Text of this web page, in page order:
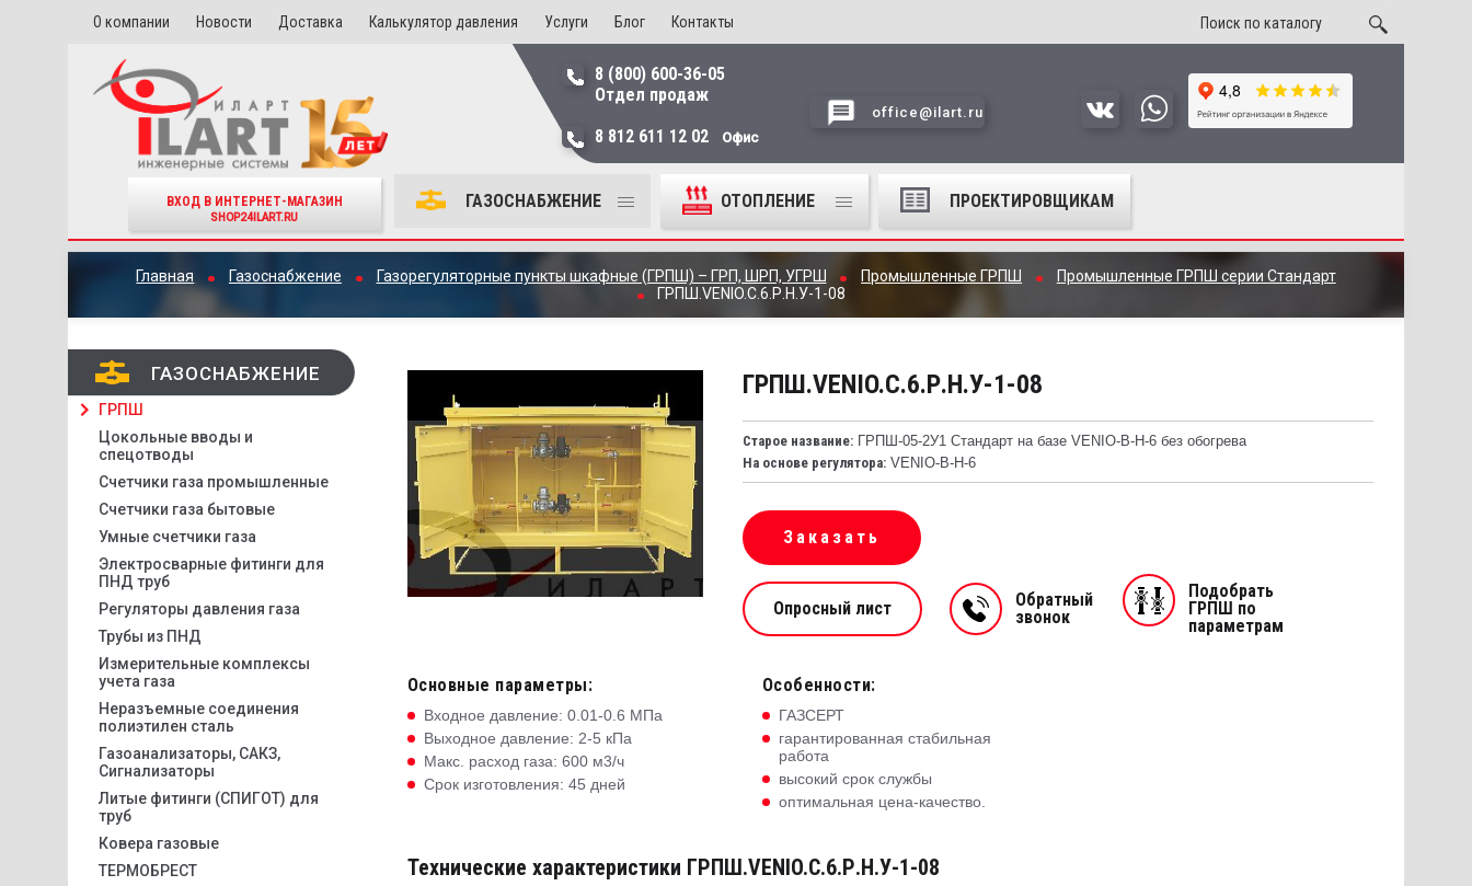
О компании Новости Доставка Калькулятор давления Услуги Блог Контакты
ВХОД В ИНТЕРНЕТ-МАГАЗИН
SHOP24ILART.RU
8 (800) 600-36-05
Отдел продаж
8 812 611 12 02
Офис
office@ilart.ru
ГАЗОСНАБЖЕНИЕ ОТОПЛЕНИЕ ПРОЕКТИРОВЩИКАМ
Главная Газоснабжение Газорегуляторные пункты шкафные (ГРПШ) – ГРП, ШРП, УГРШ Промышленные ГРПШ
Промышленные ГРПШ серии Стандарт
ГРПШ.VENIO.C.6.Р.Н.У-1-08
ГАЗОСНАБЖЕНИЕ
ГРПШ
Цокольные вводы и
спецотводы
Счетчики газа промышленные
Счетчики газа бытовые
Умные счетчики газа
Электросварные фитинги для
ПНД труб
Регуляторы давления газа
Трубы из ПНД
Измерительные комплексы
учета газа
Неразъемные соединения
полиэтилен сталь
Газоанализаторы, САКЗ,
Сигнализаторы
Литые фитинги (СПИГОТ) для
труб
Ковера газовые
ТЕРМОБРЕСТ
ГРПШ.VENIO.C.6.Р.Н.У-1-08
Старое название:ГРПШ-05-2У1 Стандарт на базе VENIO-B-H-6 без обогрева
На основе регулятора:VENIO-B-H-6
Заказать
Опросный лист
Обратный
звонок
Подобрать
ГРПШ по
параметрам
Основные параметры:
Входное давление: 0.01-0.6 МПа
Выходное давление: 2-5 кПа
Макс. расход газа: 600 м3/ч
Срок изготовления: 45 дней
Особенности:
ГАЗСЕРТ
гарантированная стабильная
работа
высокий срок службы
оптимальная цена-качество.
Технические характеристики ГРПШ.VENIO.C.6.Р.Н.У-1-08